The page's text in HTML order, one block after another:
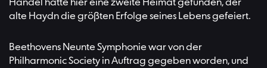
Händel hatte hier eine zweite Heimat gefunden, der
alte Haydn die größten Erfolge seines Lebens gefeiert.
Beethovens Neunte Symphonie war von der
Philharmonic Society in Auftrag gegeben worden, und